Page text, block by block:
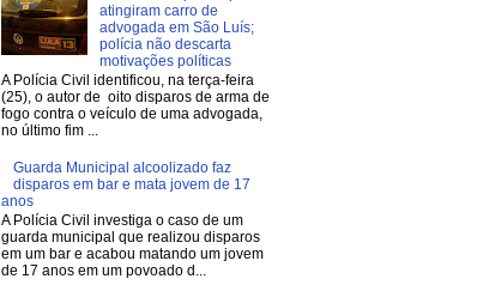
atingiram carro de
advogada em São Luís;
polícia não descarta
motivações políticas
A Polícia Civil identificou, na terça-feira
(25), o autor de oito disparos de arma de
fogo contra o veículo de uma advogada,
no último fim ...
Guarda Municipal alcoolizado faz
disparos em bar e mata jovem de 17
anos
A Polícia Civil investiga o caso de um
guarda municipal que realizou disparos
em um bar e acabou matando um jovem
de 17 anos em um povoado d...